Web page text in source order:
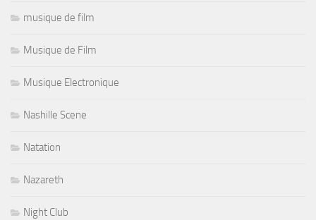
musique de film
Musique de Film
Musique Electronique
Nashille Scene
Natation
Nazareth
Night Club